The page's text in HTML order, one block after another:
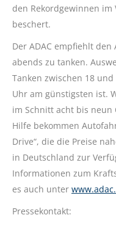
den Rekordgewinnen
beschert.
Der ADAC empfiehlt
abends zu tanken.
Tanken zwischen 18
Uhr am günstigsten ist.
im Schnitt acht bis neun
Hilfe bekommen
Drive“, die die Preise
in Deutschland zur
Informationen zum
es auch unter
Pressekontakt: